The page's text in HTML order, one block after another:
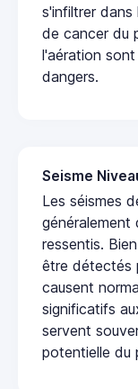
s'infiltrer dans
de cancer du
l'aération sont
dangers.
Seisme
Les séismes
généralement
ressentis.
être détectés
causent
significatifs
servent
potentielle du